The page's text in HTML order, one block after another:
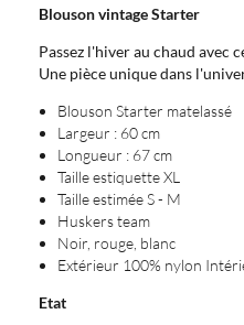
Blouson vintage Starter
Passez l'hiver au chaud avec
Une pièce unique dans
Blouson Starter matelassé
Largeur : 60 cm
Longueur : 67 cm
Taille estiquette XL
Taille estimée S - M
Huskers team
Noir, rouge, blanc
Extérieur 100% nylon
Etat